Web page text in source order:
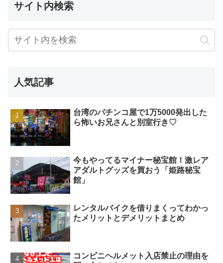
サイト内検索
人気記事
台湾のパチンコ屋で1万5000発出した
ら怖いお兄さんと別室行き♡
今もやってるマイナー秘宝館！激レア
アダルトグッズを買おう「姫路秘宝
館」
レンタルバイクを借りまくってわかっ
たメリットとデメリットまとめ
コンビニヘルメット入店禁止の理由を